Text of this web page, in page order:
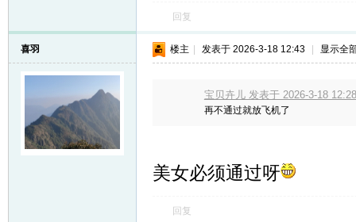
回复
喜羽 楼主 发表于 2026-3-18 12:43 显示全
宝贝卉儿 发表于 2026-3-18 12:28
再不通过就放飞机了
美女必须通过呀
回复